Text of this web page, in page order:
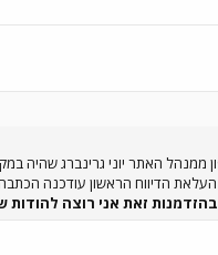
בהזדמנות זאת אני רוצה להודות